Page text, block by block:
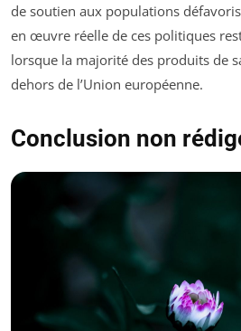
de soutien aux populations
en œuvre réelle de ces politiques
lorsque la majorité des produits de
dehors de l’Union européenne.
Conclusion non